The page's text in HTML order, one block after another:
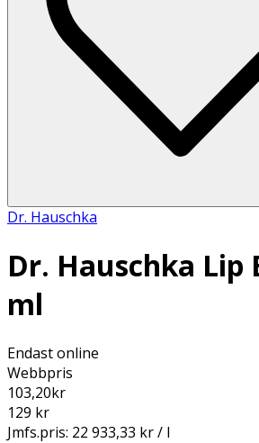
Dr. Hauschka
Dr. Hauschka Lip
ml
Endast online
Webbpris
103,20kr
129 kr
Jmfs.pris: 22 933,33 kr / l